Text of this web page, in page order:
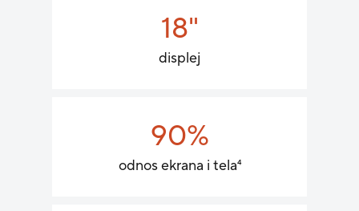
18"
displej
90%
odnos ekrana i tela4